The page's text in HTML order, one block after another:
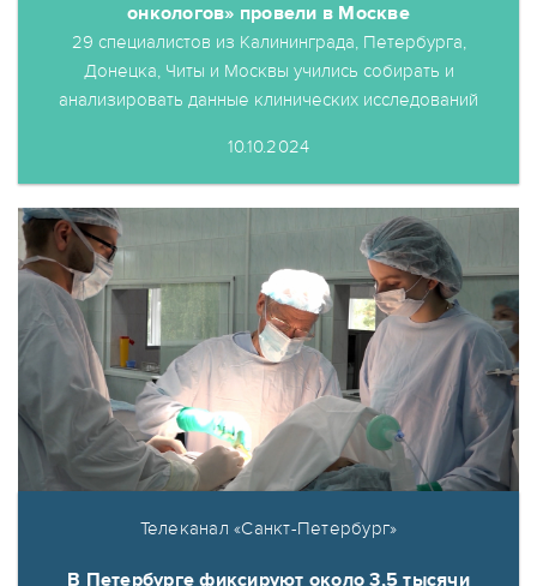
онкологов» провели в Москве
29 специалистов из Калининграда, Петербурга,
Донецка, Читы и Москвы учились собирать и
анализировать данные клинических исследований
10.10.2024
Телеканал «Санкт-Петербург»
В Петербурге фиксируют около 3,5 тысячи